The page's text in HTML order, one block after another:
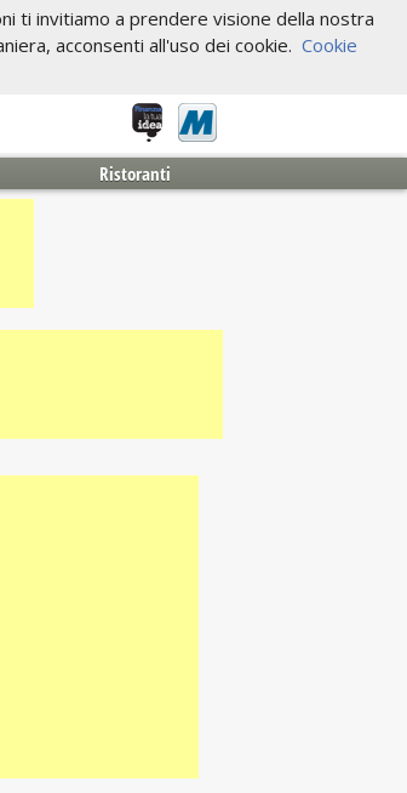
ti invitiamo a prendere visione della nostra
acconsenti all'uso dei cookie. Cookie
Ristoranti